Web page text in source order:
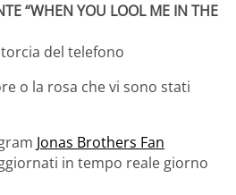
“WHEN YOU LOOL ME IN THE
torcia del telefono
o la rosa che vi sono stati
Jonas Brothers Fan
in tempo reale giorno